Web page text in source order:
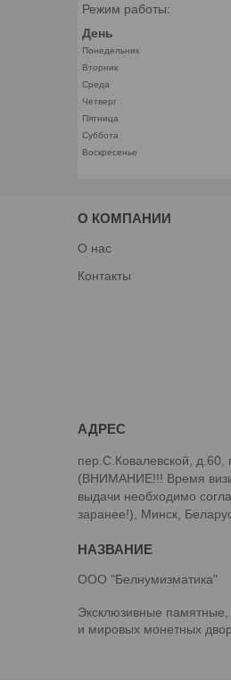
Режим работы:
День
Понедельник
Вторник
Среда
Четверг
Пятница
Суббота
Воскресенье
О КОМПАНИИ
О нас
Контакты
пер.С.Ковалевской, д.60,
(ВНИМАНИЕ!!! Время
выдачи необходимо
заранее!), Минск,
ООО "Белнумизматика"
Эксклюзивные
и мировых монетных